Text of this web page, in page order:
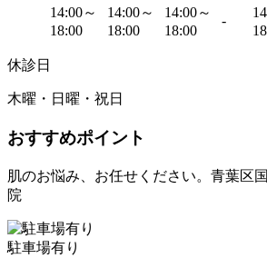
14:00～
18:00
14:00～
18:00
14:00～
18:00
-
休診日
木曜・日曜・祝日
おすすめポイント
肌のお悩み、お任せください。青葉区
院
駐車場有り